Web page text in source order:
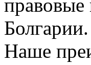
правовые
Болгарии.
Наше